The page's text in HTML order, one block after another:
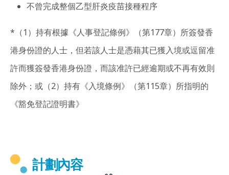
不曾完成整個乙型肝炎疫苗接種程序
*（1）持有根據《人事登記條例》（第177章）所簽發香
港身份證的人士，但若該人士是憑藉其已獲入境或逗留准
許而獲簽發香港身份證，而該准許已經逾期或不再有效則
除外；或（2）持有《入境條例》（第115章）所指明的
《豁免登記證明書》
計劃內容